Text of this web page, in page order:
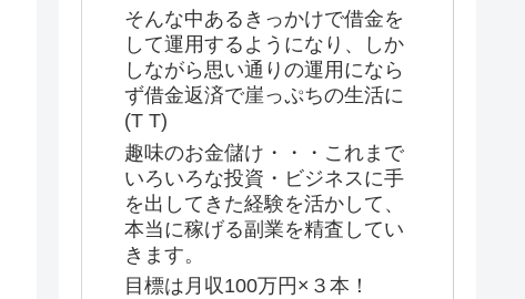
そんな中あるきっかけで借金を
して運用するようになり、しか
しながら思い通りの運用になら
ず借金返済で崖っぷちの生活に
(T T)
趣味のお金儲け・・・これまで
いろいろな投資・ビジネスに手
を出してきた経験を活かして、
本当に稼げる副業を精査してい
きます。
目標は月収100万円×３本！